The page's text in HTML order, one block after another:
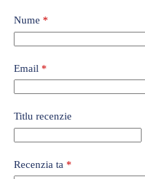
Nume *
Email *
Titlu recenzie
Recenzia ta *